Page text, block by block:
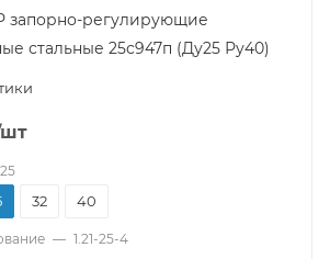
запорно-регулирующие
стальные 25с947п (Ду25 Ру40)
25
32 40
— 1.21-25-4